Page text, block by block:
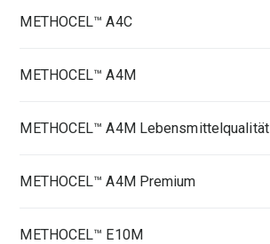
METHOCEL™ A4C
METHOCEL™ A4M
METHOCEL™ A4M Lebensmittelqualität
METHOCEL™ A4M Premium
METHOCEL™ E10M